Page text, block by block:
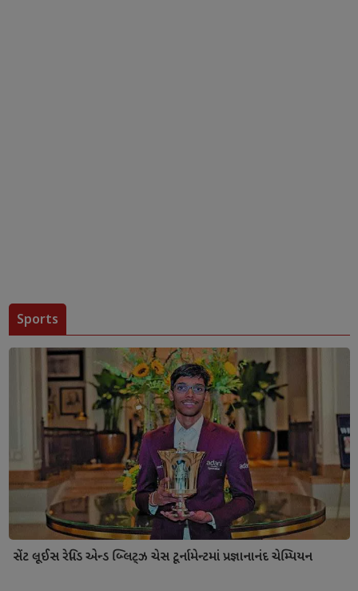
Sports
સેંટ લૂઈસ રેપિડ એન્ડ બ્લિટ્ઝ ચેસ ટૂર્નામેન્ટમાં પ્રજ્ઞાનાનંદ ચેમ્પિયન